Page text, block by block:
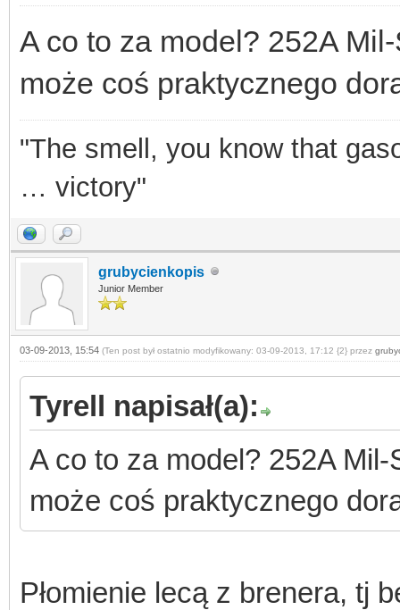
A co to za model? 252A
może coś praktycznego
"The smell, you know that
… victory"
grubycienkopis
Junior Member
03-09-2013, 15:54 (Ten post był ostatnio modyfikowany: 03-09-2013, 17:12 {2} przez
Tyrell napisał(a):
A co to za model? 252A
może coś praktycznego
Płomienie lecą z brenera, tj